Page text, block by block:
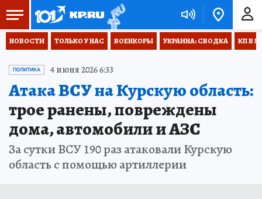
НОВОСТИ ТОЛЬКО У НАС ВОЕНКОРЫ УКРАИНА: СВОДКА КП В
ПОЛИТИКА 4 июня 2026 6:33
Атака ВСУ на Курскую область:
трое ранены, повреждены
дома, автомобили и АЗС
За сутки ВСУ 190 раз атаковали Курскую
область с помощью артиллерии